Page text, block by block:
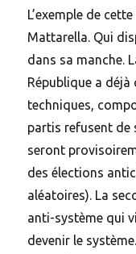
L’exemple de
Mattarella. Qui
dans sa manche.
République a
techniques,
partis refusent de
seront
des élections
aléatoires). La
anti-système qui
devenir le